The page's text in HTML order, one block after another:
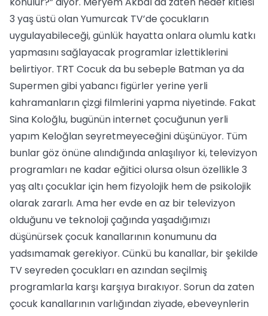
3 yaş üstü olan Yumurcak TV’de çocukların
uygulayabileceği, günlük hayatta onlara olumlu katkı
yapmasını sağlayacak programlar izlettiklerini
belirtiyor. TRT Cocuk da bu sebeple Batman ya da
Supermen gibi yabancı figürler yerine yerli
kahramanların çizgi filmlerini yapma niyetinde. Fakat
Sina Koloğlu, bugünün internet çocuğunun yerli
yapım Keloğlan seyretmeyeceğini düşünüyor. Tüm
bunlar göz önüne alındığında anlaşılıyor ki, televizyon
programları ne kadar eğitici olursa olsun özellikle 3
yaş altı çocuklar için hem fizyolojik hem de psikolojik
olarak zararlı. Ama her evde en az bir televizyon
olduğunu ve teknoloji çağında yaşadığımızı
düşünürsek çocuk kanallarının konumunu da
yadsımamak gerekiyor. Cünkü bu kanallar, bir şekilde
TV seyreden çocukları en azından seçilmiş
programlarla karşı karşıya bırakıyor. Sorun da zaten
çocuk kanallarının varlığından ziyade, ebeveynlerin